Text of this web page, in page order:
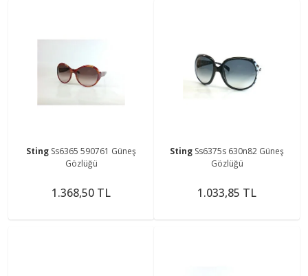
Sting Ss6365 590761 Güneş
Gözlüğü
1.368,50 TL
Sting Ss6375s 630n82 Güneş
Gözlüğü
1.033,85 TL